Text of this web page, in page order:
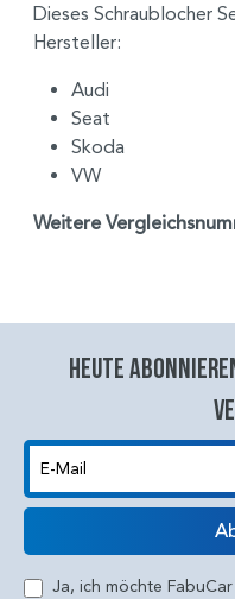
Dieses Schraublocher
Hersteller:
Audi
Seat
Skoda
VW
Weitere
Heute
E-Mail
Ja, ich möchte